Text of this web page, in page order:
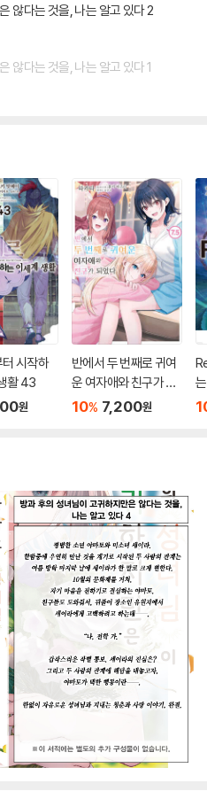
않다는 것을, 나는 알고 있다 2
않다는 것을, 나는 알고 있다 1
시작하
활 43
원
반에서 두 번째로 귀여
운 여자애와 친구가 되
었다 7.5
10% 7,200원